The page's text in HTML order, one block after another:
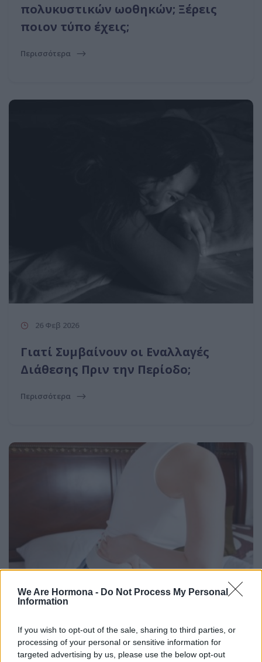
We Are Hormona - Do Not Process My Personal
Information
If you wish to opt-out of the sale, sharing to third parties, or
processing of your personal or sensitive information for
targeted advertising by us, please use the below opt-out
πολυκυστικών ωοθηκών; Ξέρεις
ποιον τύπο έχεις;
Περισσότερα
26 Φεβ 2026
Γιατί Συμβαίνουν οι Εναλλαγές
Διάθεσης Πριν την Περίοδο;
Περισσότερα